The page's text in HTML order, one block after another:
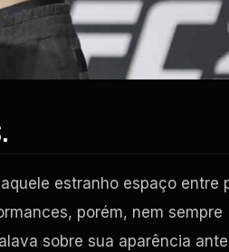
estranho espaço entre
porém, nem sempre
sobre sua aparência